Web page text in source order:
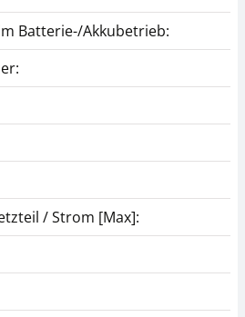
Batterie-/Akkubetrieb:
/ Strom [Max]: